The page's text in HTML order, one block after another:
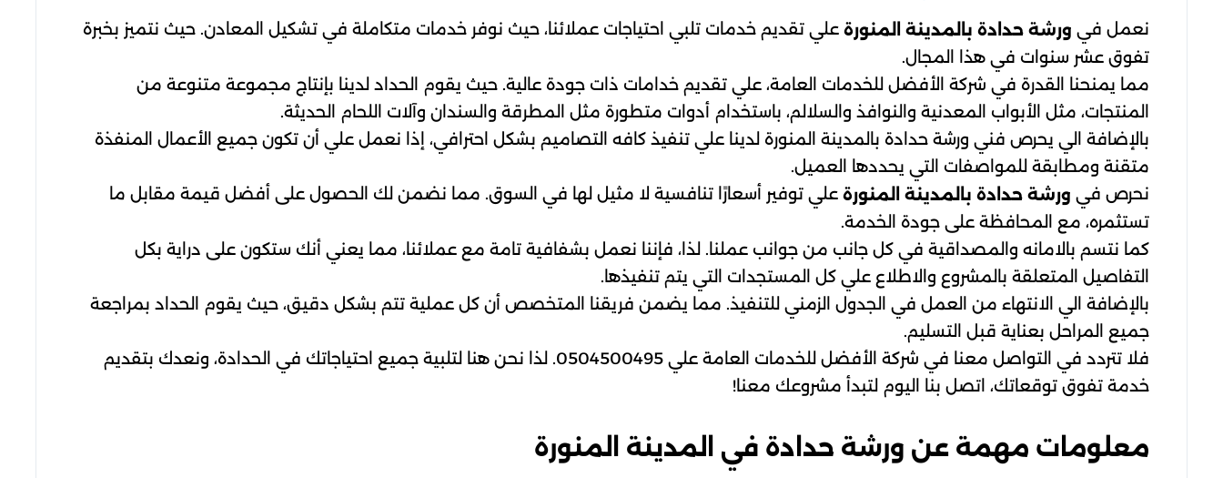
نعمل في ورشة حدادة بالمدينة المنورة علي تقديم خدمات تلبي احتياجات عملائنا، حيث نوفر خدمات متكاملة في تشكيل المعادن. حيث نتميز بخبرة
تفوق عشر سنوات في هذا المجال.
مما يمنحنا القدرة في شركة الأفضل للخدمات العامة، علي تقديم خدامات ذات جودة عالية. حيث يقوم الحداد لدينا بإنتاج مجموعة متنوعة من
المنتجات، مثل الأبواب المعدنية والنوافذ والسلالم، باستخدام أدوات متطورة مثل المطرقة والسندان وآلات اللحام الحديثة.
بالإضافة الي يحرص فني ورشة حدادة بالمدينة المنورة لدينا علي تنفيذ كافه التصاميم بشكل احترافي، إذا نعمل علي أن تكون جميع الأعمال المنفذة
متقنة ومطابقة للمواصفات التي يحددها العميل.
نحرص في ورشة حدادة بالمدينة المنورة علي توفير أسعارًا تنافسية لا مثيل لها في السوق. مما نضمن لك الحصول على أفضل قيمة مقابل ما
تستثمره، مع المحافظة على جودة الخدمة.
كما نتسم بالامانه والمصداقية في كل جانب من جوانب عملنا. لذا، فإننا نعمل بشفافية تامة مع عملائنا، مما يعني أنك ستكون على دراية بكل
التفاصيل المتعلقة بالمشروع والاطلاع علي كل المستجدات التي يتم تنفيذها.
بالإضافة الي الانتهاء من العمل في الجدول الزمني للتنفيذ. مما يضمن فريقنا المتخصص أن كل عملية تتم بشكل دقيق، حيث يقوم الحداد بمراجعة
جميع المراحل بعناية قبل التسليم.
فلا تتردد في التواصل معنا في شركة الأفضل للخدمات العامة علي 0504500495. لذا نحن هنا لتلبية جميع احتياجاتك في الحدادة، ونعدك بتقديم
خدمة تفوق توقعاتك، اتصل بنا اليوم لتبدأ مشروعك معنا!
معلومات مهمة عن ورشة حدادة في المدينة المنورة